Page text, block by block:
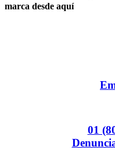
marca desde aquí
01